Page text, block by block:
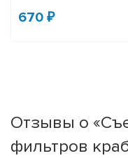
670 ₽
Отзывы о
фильтров